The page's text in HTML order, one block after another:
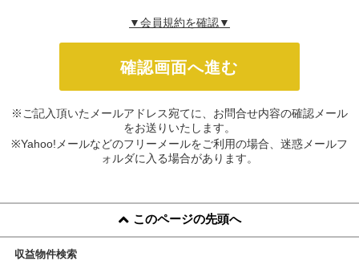
▼会員規約を確認▼
※ご記入頂いたメールアドレス宛てに、お問合せ内容の確認メール
をお送りいたします。
※Yahoo!メールなどのフリーメールをご利用の場合、迷惑メールフ
ォルダに入る場合があります。
このページの先頭へ
収益物件検索